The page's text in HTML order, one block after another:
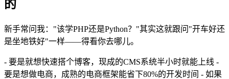
的
新手常问我："该学PHP还是Python？"其实这就跟问"开车好还
是坐地铁好"一样——得看你去哪儿。
- 要是就想快速搭个博客，现成的CMS系统半小时就能上线 -
要是想做电商，成熟的电商框架能省下80%的开发时间 - 如果